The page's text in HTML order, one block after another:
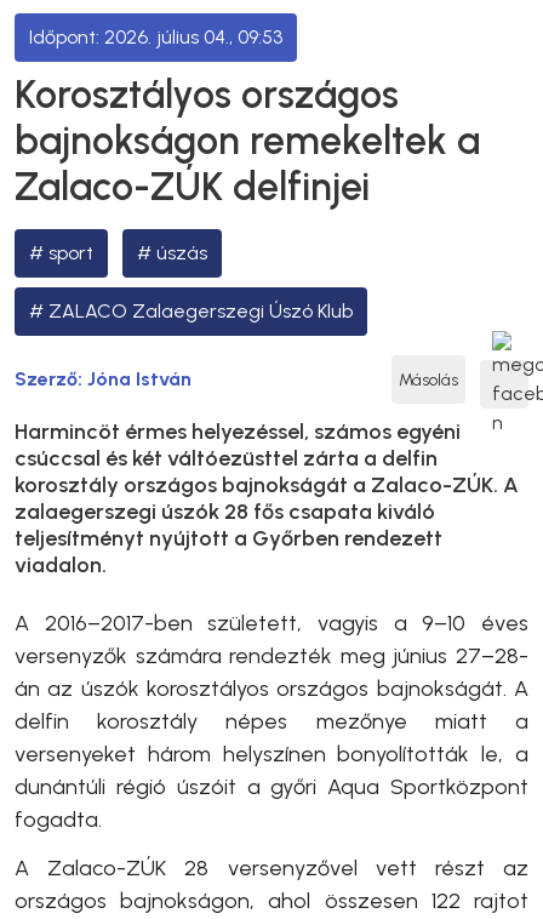
2026. július 04., 09:53
Korosztályos országos
bajnokságon remekeltek a
Zalaco-ZÚK delfinjei
sport úszás
ZALACO Zalaegerszegi Úszó Klub
Szerző: Jóna István Másolás
Harmincöt érmes helyezéssel, számos egyéni
csúccsal és két váltóezüsttel zárta a delfin
korosztály országos bajnokságát a Zalaco-ZÚK. A
zalaegerszegi úszók 28 fős csapata kiváló
teljesítményt nyújtott a Győrben rendezett
viadalon.
A 2016–2017-ben született, vagyis a 9–10 éves
versenyzők számára rendezték meg június 27–28-
án az úszók korosztályos országos bajnokságát. A
delfin korosztály népes mezőnye miatt a
versenyeket három helyszínen bonyolították le, a
dunántúli régió úszóit a győri Aqua Sportközpont
fogadta.
A Zalaco-ZÚK 28 versenyzővel vett részt az
országos bajnokságon, ahol összesen 122 rajtot